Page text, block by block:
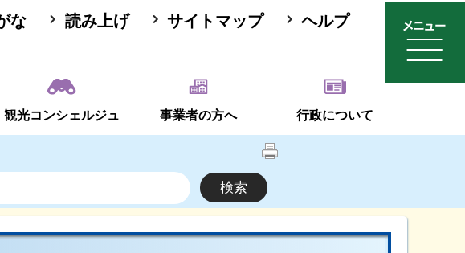
な 読み上げ サイトマップ ヘルプ
観光コンシェルジュ 事業者の方へ 行政について